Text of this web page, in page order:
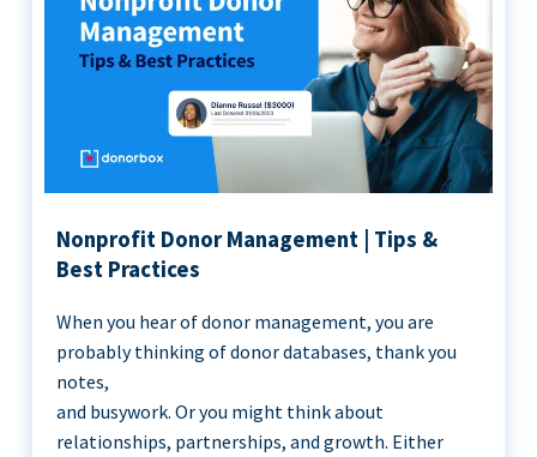
Nonprofit Donor Management | Tips &
Best Practices
When you hear of donor management, you are
probably thinking of donor databases, thank you
notes,
and busywork. Or you might think about
relationships, partnerships, and growth. Either